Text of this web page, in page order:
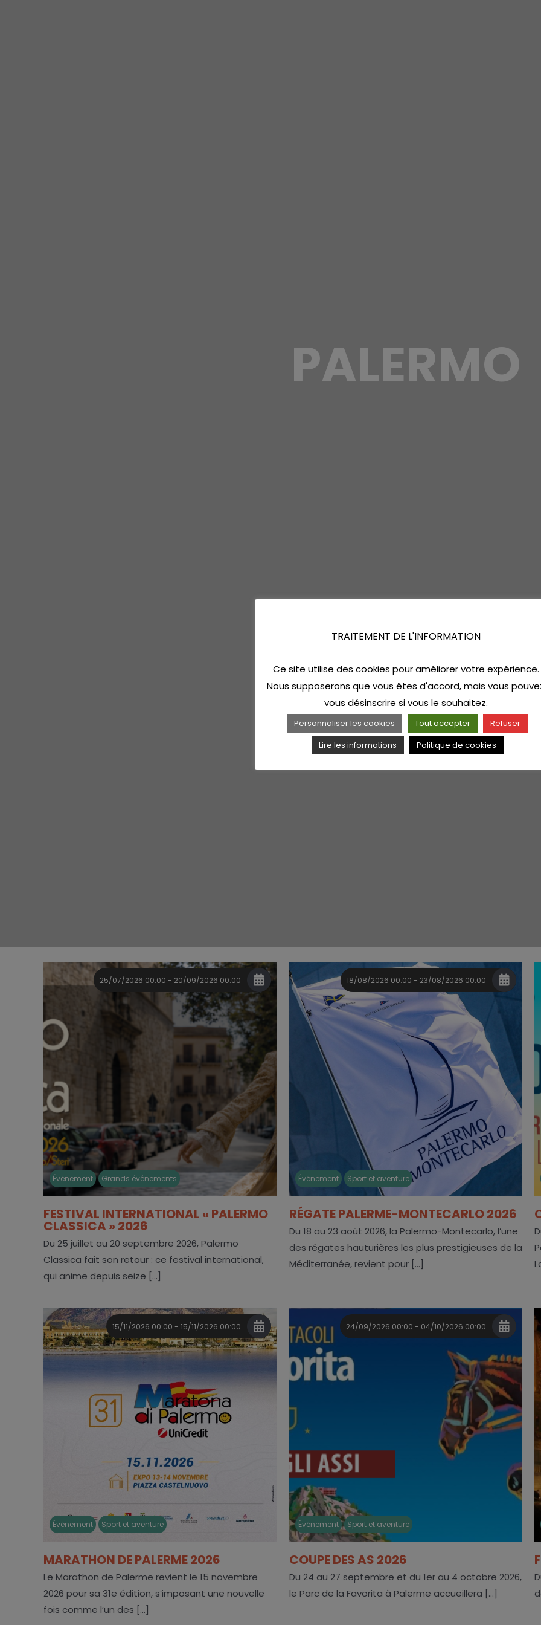
PALERMO
25/07/2026 00:00 - 20/09/2026 00:00
Événement Grands événements
FESTIVAL INTERNATIONAL « PALERMO
CLASSICA » 2026
Du 25 juillet au 20 septembre 2026, Palermo
Classica fait son retour : ce festival international,
qui anime depuis seize [...]
18/08/2026 00:00 - 23/08/2026 00:00
Événement Sport et aventure
RÉGATE PALERME-MONTECARLO 2026
Du 18 au 23 août 2026, la Palermo-Montecarlo, l’une
des régates hauturières les plus prestigieuses de la
Méditerranée, revient pour [...]
15/11/2026 00:00 - 15/11/2026 00:00
Événement Sport et aventure
MARATHON DE PALERME 2026
Le Marathon de Palerme revient le 15 novembre
2026 pour sa 31e édition, s’imposant une nouvelle
fois comme l’un des [...]
24/09/2026 00:00 - 04/10/2026 00:00
Événement Sport et aventure
COUPE DES AS 2026
Du 24 au 27 septembre et du 1er au 4 octobre 2026,
le Parc de la Favorita à Palerme accueillera [...]
TRAITEMENT DE L'INFORMATION
Ce site utilise des cookies pour améliorer votre expérience.
Nous supposerons que vous êtes d'accord, mais vous
vous désinscrire si vous le souhaitez.
Personnaliser les cookies Tout accepter
Refuser
Lire les informations
Politique de cookies